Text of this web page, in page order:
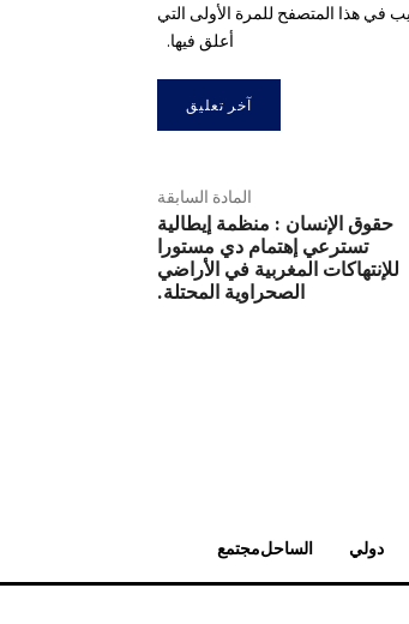
في هذا المتصفح للمرة الأولى التي
أعلق فيها.
المادة السابقة
حقوق الإنسان : منظمة إيطالية
تسترعي إهتمام دي مستورا
للإنتهاكات المغربية في الأراضي
الصحراوية المحتلة.
دولي الساحلمجتمع